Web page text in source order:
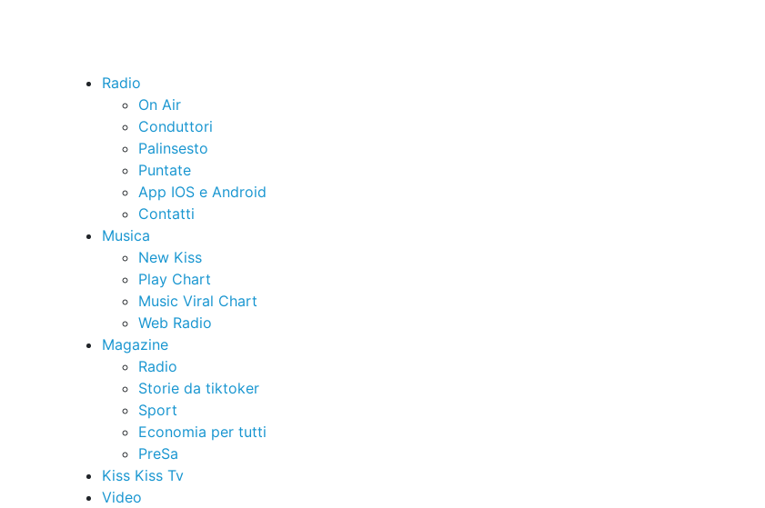
Radio
On Air
Conduttori
Palinsesto
Puntate
App IOS e Android
Contatti
Musica
New Kiss
Play Chart
Music Viral Chart
Web Radio
Magazine
Radio
Storie da tiktoker
Sport
Economia per tutti
PreSa
Kiss Kiss Tv
Video